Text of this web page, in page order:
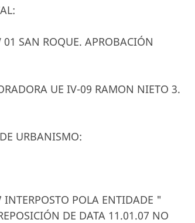
SAN ROQUE. APROBACIÓN
UE IV-09 RAMON NIETO 3.
URBANISMO:
POLA ENTIDADE "
DE DATA 11.01.07 NO